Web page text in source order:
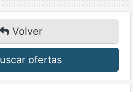
Volver
ofertas